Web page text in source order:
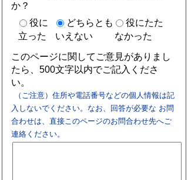
か？
役に
立った
どちらとも
いえない
役にたた
なかった
このページに関してご意見がありまし
たら、500文字以内でご記入くださ
い。
（ご注意）住所や電話番号などの個人情報は記
入しないでください。なお、回答が必要な お問
合わせは、直接このページのお問合わせ先へご
連絡ください。